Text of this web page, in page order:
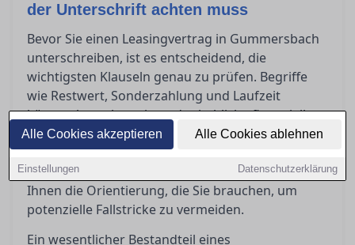
Alle Cookies akzeptieren Alle Cookies ablehnen
Einstellungen Datenschutzerklärung
der Unterschrift achten muss
Bevor Sie einen Leasingvertrag in Gummersbach
unterschreiben, ist es entscheidend, die
wichtigsten Klauseln genau zu prüfen. Begriffe
wie Restwert, Sonderzahlung und Laufzeit
können komplex sein und erhebliche finanzielle
Auswirkungen haben. Zudem stellt sich oft die
Frage, was passiert, wenn Sie den Vertrag
vorzeitig beenden möchten. Dieser Artikel gibt
Ihnen die Orientierung, die Sie brauchen, um
potenzielle Fallstricke zu vermeiden.
Ein wesentlicher Bestandteil eines